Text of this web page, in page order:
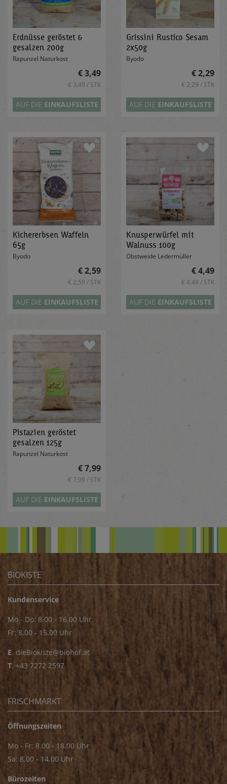
Erdnüsse geröstet &
gesalzen 200g
Rapunzel Naturkost
€ 3,49
€ 3,49 / STK
AUF DIE EINKAUFSLISTE
Grissini Rustico Sesam
2x50g
Byodo
€ 2,29
€ 2,29 / STK
AUF DIE EINKAUFSLISTE
Kichererbsen Waffeln
65g
Byodo
€ 2,59
€ 2,59 / STK
AUF DIE EINKAUFSLISTE
Knusperwürfel mit
Walnuss 100g
Obstweide Ledermüller
€ 4,49
€ 4,49 / STK
AUF DIE EINKAUFSLISTE
Pistazien geröstet
gesalzen 125g
Rapunzel Naturkost
€ 7,99
€ 7,99 / STK
AUF DIE EINKAUFSLISTE
BIOKISTE
Kundenservice
Mo - Do: 8.00 - 16.00 Uhr
Fr: 8.00 - 15.00 Uhr
E. dieBiokiste@biohof.at
T. +43 7272 2597
FRISCHMARKT
Öffnungszeiten
Mo - Fr: 8.00 - 18.00 Uhr
Sa: 8.00 - 14.00 Uhr
Bürozeiten